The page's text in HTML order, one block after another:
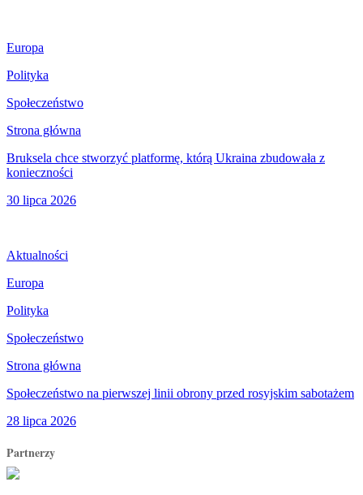
Europa
Polityka
Społeczeństwo
Strona główna
Bruksela chce stworzyć platformę, którą Ukraina zbudowała z
konieczności
30 lipca 2026
Aktualności
Europa
Polityka
Społeczeństwo
Strona główna
Społeczeństwo na pierwszej linii obrony przed rosyjskim sabotażem
28 lipca 2026
Partnerzy